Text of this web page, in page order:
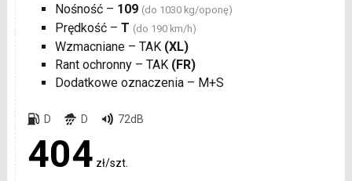
Nośność – 109 (do 1030 kg/oponę)
Prędkość – T (do 190 km/h)
Wzmacniane – TAK (XL)
Rant ochronny – TAK (FR)
Dodatkowe oznaczenia – M+S
D D 72dB
404 zł/szt.